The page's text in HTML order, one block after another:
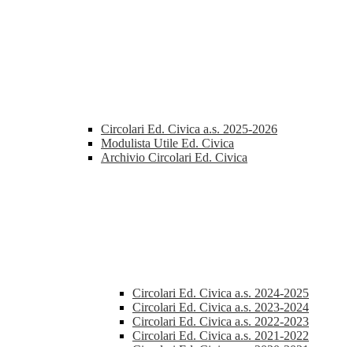
Circolari Ed. Civica a.s. 2025-2026
Modulista Utile Ed. Civica
Archivio Circolari Ed. Civica
Circolari Ed. Civica a.s. 2024-2025
Circolari Ed. Civica a.s. 2023-2024
Circolari Ed. Civica a.s. 2022-2023
Circolari Ed. Civica a.s. 2021-2022